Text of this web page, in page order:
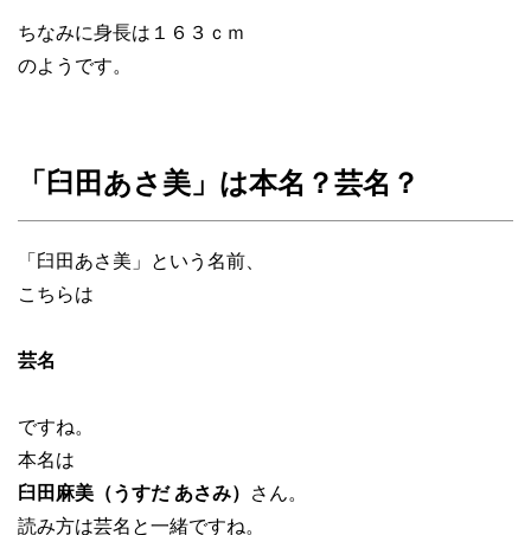
ちなみに身長は１６３ｃｍ
のようです。
「臼田あさ美」は本名？芸名？
「臼田あさ美」という名前、
こちらは
芸名
ですね。
本名は
臼田麻美（うすだ あさみ）
さん。
読み方は芸名と一緒ですね。